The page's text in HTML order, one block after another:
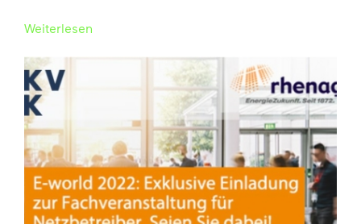
Weiterlesen